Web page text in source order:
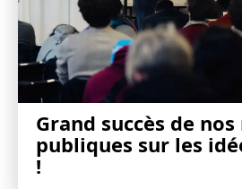
Grand succès de
publiques sur les
!